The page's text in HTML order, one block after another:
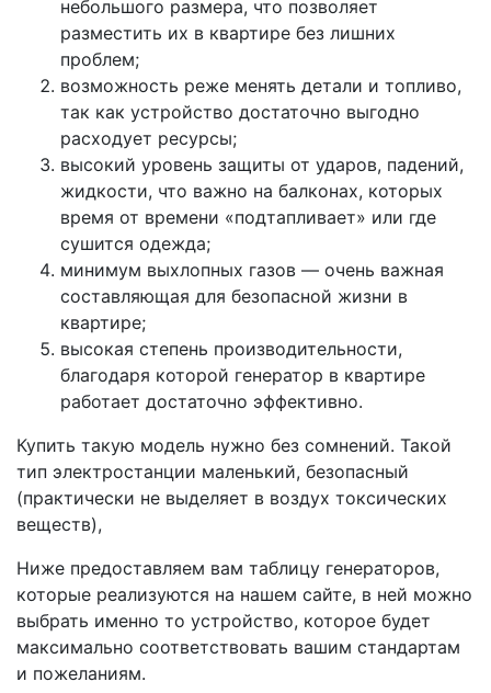
небольшого размера, что позволяет
разместить их в квартире без лишних
проблем;
возможность реже менять детали и топливо,
так как устройство достаточно выгодно
расходует ресурсы;
высокий уровень защиты от ударов, падений,
жидкости, что важно на балконах, которых
время от времени «подтапливает» или где
сушится одежда;
минимум выхлопных газов — очень важная
составляющая для безопасной жизни в
квартире;
высокая степень производительности,
благодаря которой генератор в квартире
работает достаточно эффективно.
Купить такую модель нужно без сомнений. Такой
тип электростанции маленький, безопасный
(практически не выделяет в воздух токсических
веществ),
Ниже предоставляем вам таблицу генераторов,
которые реализуются на нашем сайте, в ней можно
выбрать именно то устройство, которое будет
максимально соответствовать вашим стандартам
и пожеланиям.